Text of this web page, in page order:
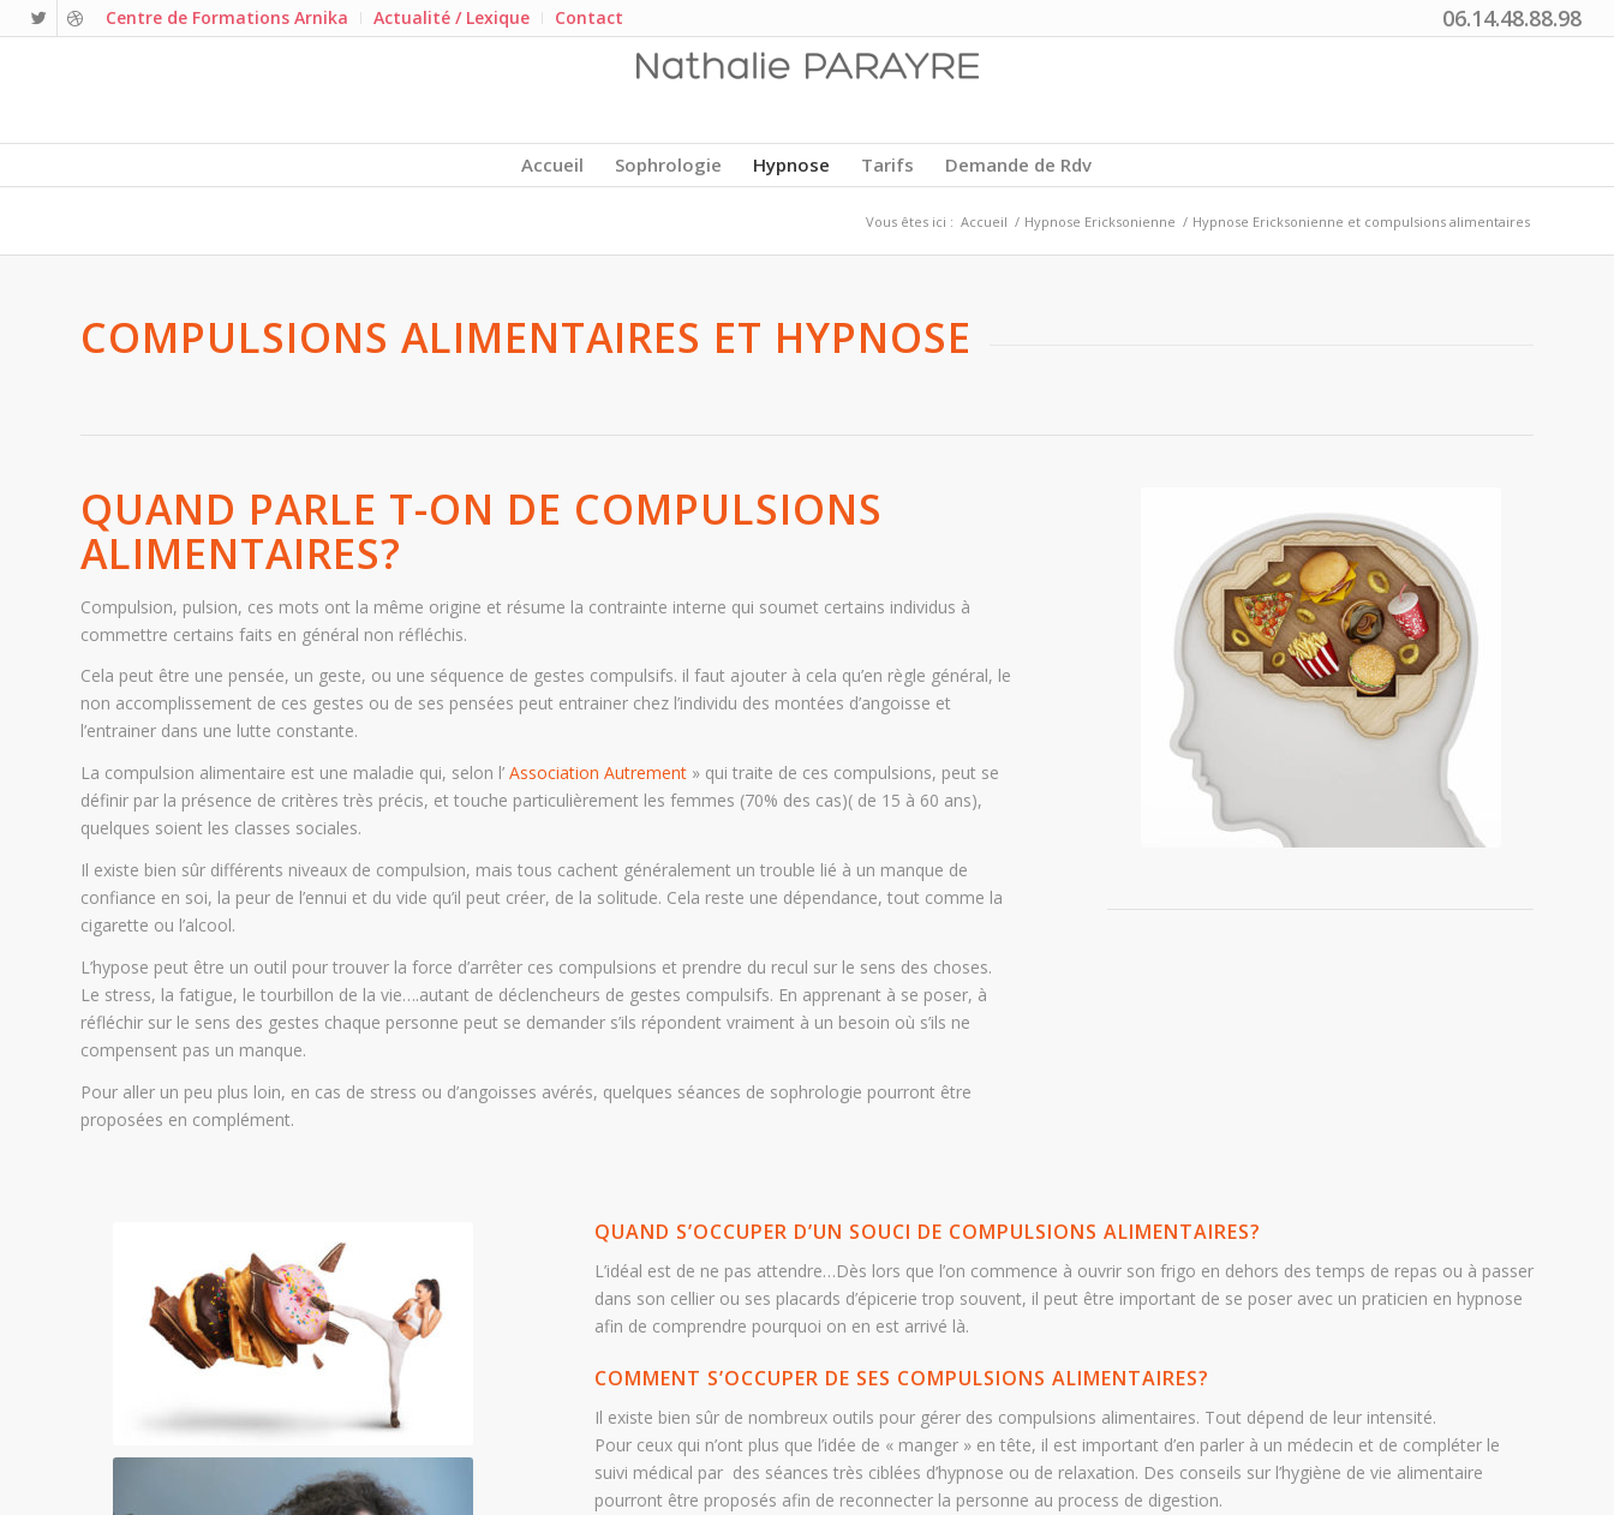
Centre de Formations Arnika Actualité / Lexique Contact 06.14.48.88.98
Accueil Sophrologie Hypnose Tarifs Demande de Rdv
Vous êtes ici : Accueil / Hypnose Ericksonienne / Hypnose Ericksonienne et compulsions alimentaires
COMPULSIONS ALIMENTAIRES ET HYPNOSE
QUAND PARLE T-ON DE COMPULSIONS
ALIMENTAIRES?
Compulsion, pulsion, ces mots ont la même origine et résume la contrainte interne qui soumet certains individus à
commettre certains faits en général non réfléchis.
Cela peut être une pensée, un geste, ou une séquence de gestes compulsifs. il faut ajouter à cela qu’en règle général, le
non accomplissement de ces gestes ou de ses pensées peut entrainer chez l’individu des montées d’angoisse et
l’entrainer dans une lutte constante.
La compulsion alimentaire est une maladie qui, selon l’ Association Autrement » qui traite de ces compulsions, peut se
définir par la présence de critères très précis, et touche particulièrement les femmes (70% des cas)( de 15 à 60 ans),
quelques soient les classes sociales.
Il existe bien sûr différents niveaux de compulsion, mais tous cachent généralement un trouble lié à un manque de
confiance en soi, la peur de l’ennui et du vide qu’il peut créer, de la solitude. Cela reste une dépendance, tout comme la
cigarette ou l’alcool.
L’hypose peut être un outil pour trouver la force d’arrêter ces compulsions et prendre du recul sur le sens des choses.
Le stress, la fatigue, le tourbillon de la vie….autant de déclencheurs de gestes compulsifs. En apprenant à se poser, à
réfléchir sur le sens des gestes chaque personne peut se demander s’ils répondent vraiment à un besoin où s’ils ne
compensent pas un manque.
Pour aller un peu plus loin, en cas de stress ou d’angoisses avérés, quelques séances de sophrologie pourront être
proposées en complément.
QUAND S’OCCUPER D’UN SOUCI DE COMPULSIONS ALIMENTAIRES?
L’idéal est de ne pas attendre…Dès lors que l’on commence à ouvrir son frigo en dehors des temps de repas ou à passer
dans son cellier ou ses placards d’épicerie trop souvent, il peut être important de se poser avec un praticien en hypnose
afin de comprendre pourquoi on en est arrivé là.
COMMENT S’OCCUPER DE SES COMPULSIONS ALIMENTAIRES?
Il existe bien sûr de nombreux outils pour gérer des compulsions alimentaires. Tout dépend de leur intensité.
Pour ceux qui n’ont plus que l’idée de « manger » en tête, il est important d’en parler à un médecin et de compléter le
suivi médical par des séances très ciblées d’hypnose ou de relaxation. Des conseils sur l’hygiène de vie alimentaire
pourront être proposés afin de reconnecter la personne au process de digestion.